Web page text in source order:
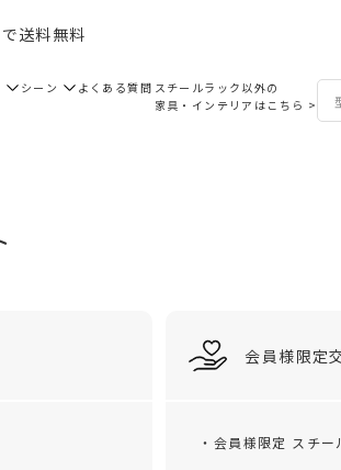
送料無料
シーン よくある質問 スチールラック以外の
家具・インテリアはこちら >
会員様限定
・会員様限定 スチ